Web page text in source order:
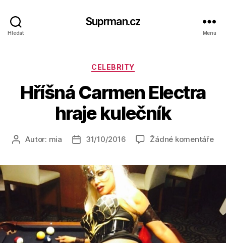
Hledat
Suprman.cz
Menu
Rubriky
CELEBRITY
Hříšná Carmen Electra
hraje kulečník
AutorAutor: mia
Datum
31/10/2016 Žádné komentářeu